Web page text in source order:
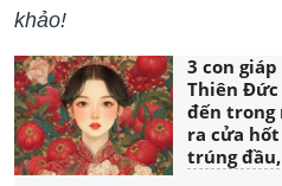
khảo!
3 con
Thiên
đến trong
ra cửa
trúng